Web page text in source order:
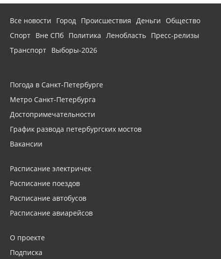
Все новости Город Происшествия Деньги
Общество
Спорт Вне СПб Политика Ленобласть Пресс-релизы
Транспорт Выборы-2026
Погода в Санкт-Петербурге
Метро Санкт-Петербурга
Достопримечательности
График развода петербургских мостов
Вакансии
Расписание электричек
Расписание поездов
Расписание автобусов
Расписание авиарейсов
О проекте
Подписка